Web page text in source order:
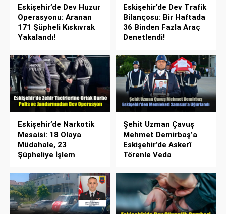
Eskişehir’de Dev Huzur
Operasyonu: Aranan
171 Şüpheli Kıskıvrak
Yakalandı!
Eskişehir’de Dev Trafik
Bilançosu: Bir Haftada
36 Binden Fazla Araç
Denetlendi!
Eskişehir’de Narkotik
Mesaisi: 18 Olaya
Müdahale, 23
Şüpheliye İşlem
Şehit Uzman Çavuş
Mehmet Demirbaş’a
Eskişehir’de Askerî
Törenle Veda